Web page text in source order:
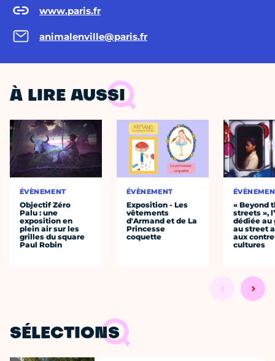
www.paris.fr
animalenville@paris.fr
À LIRE AUSSI
ÉVÈNEMENT
Objectif Zéro
Palu : une
exposition en
plein air sur les
grilles du square
Paul Robin
ÉVÈNEMENT
Exposition - Les
vêtements
d'Armand et de La
Princesse
coquette
« Beyond
streets »,
dédiée au
au street
aux
cultures
SÉLECTIONS